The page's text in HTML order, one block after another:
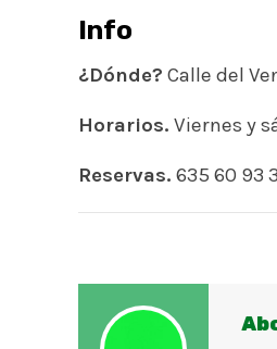
Info
¿Dónde? Calle del
Horarios. Viernes y
Reservas. 635 60 93